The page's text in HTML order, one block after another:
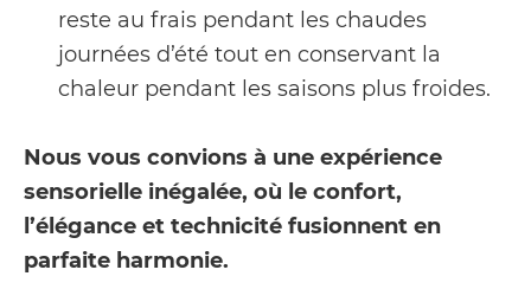
reste au frais pendant les chaudes
journées d’été tout en conservant la
chaleur pendant les saisons plus froides.
Nous vous convions à une expérience
sensorielle inégalée, où le confort,
l’élégance et technicité fusionnent en
parfaite harmonie.